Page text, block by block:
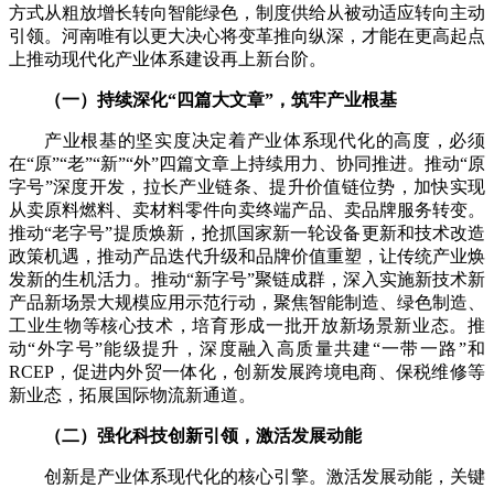
方式从粗放增长转向智能绿色，制度供给从被动适应转向主动
引领。河南唯有以更大决心将变革推向纵深，才能在更高起点
上推动现代化产业体系建设再上新台阶。
（一）持续深化“四篇大文章”，筑牢产业根基
产业根基的坚实度决定着产业体系现代化的高度，必须
在“原”“老”“新”“外”四篇文章上持续用力、协同推进。推动“原
字号”深度开发，拉长产业链条、提升价值链位势，加快实现
从卖原料燃料、卖材料零件向卖终端产品、卖品牌服务转变。
推动“老字号”提质焕新，抢抓国家新一轮设备更新和技术改造
政策机遇，推动产品迭代升级和品牌价值重塑，让传统产业焕
发新的生机活力。推动“新字号”聚链成群，深入实施新技术新
产品新场景大规模应用示范行动，聚焦智能制造、绿色制造、
工业生物等核心技术，培育形成一批开放新场景新业态。推
动“外字号”能级提升，深度融入高质量共建“一带一路”和
RCEP，促进内外贸一体化，创新发展跨境电商、保税维修等
新业态，拓展国际物流新通道。
（二）强化科技创新引领，激活发展动能
创新是产业体系现代化的核心引擎。激活发展动能，关键